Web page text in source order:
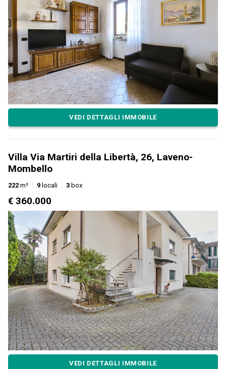
VEDI DETTAGLI IMMOBILE
Villa Via Martiri della Libertà, 26, Laveno-
Mombello
222 m² 9 locali 3 box
€ 360.000
VEDI DETTAGLI IMMOBILE